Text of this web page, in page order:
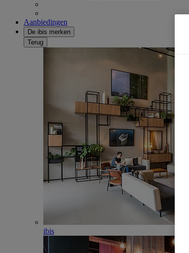
Aanbiedingen
De ibis merken
Terug
ibis